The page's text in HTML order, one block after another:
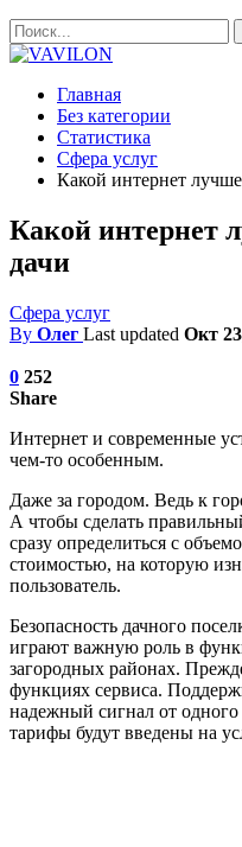
Главная
Без категории
Статистика
Сфера услуг
Какой интернет
Какой интернет
дачи
Сфера услуг
By Олег Last updated Окт
0 252
Share
Интернет и современные
чем-то особенным.
Даже за городом. Ведь к
А чтобы сделать
сразу определиться с
стоимостью, на которую
пользователь.
Безопасность дачного
играют важную роль в
загородных районах.
функциях сервиса.
надежный сигнал от
тарифы будут введены на